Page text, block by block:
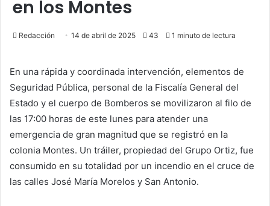
en los Montes
Redacción 14 de abril de 2025 43 1 minuto de lectura
En una rápida y coordinada intervención, elementos de
Seguridad Pública, personal de la Fiscalía General del
Estado y el cuerpo de Bomberos se movilizaron al filo de
las 17:00 horas de este lunes para atender una
emergencia de gran magnitud que se registró en la
colonia Montes. Un tráiler, propiedad del Grupo Ortiz, fue
consumido en su totalidad por un incendio en el cruce de
las calles José María Morelos y San Antonio.